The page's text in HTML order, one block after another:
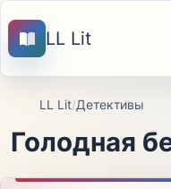
LL Lit
LL Lit/Детективы
Голодная